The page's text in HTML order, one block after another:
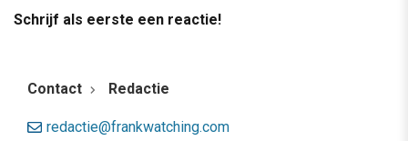
Schrijf als eerste een reactie!
Contact Redactie
redactie@frankwatching.com